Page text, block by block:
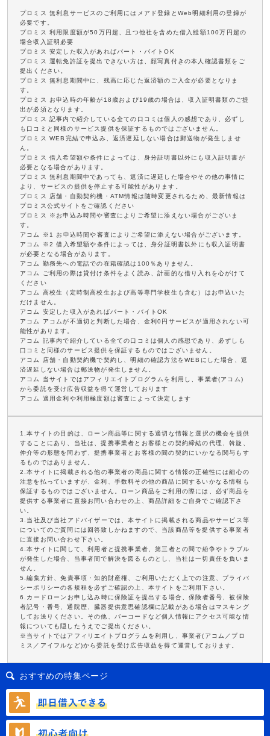
プロミス 無利息サービスのご利用にはメアド登録とWeb明細利用の登録が
必要です。
プロミス 利用限度額が50万円超、且つ他社を含めた借入総額100万円超の
場合収入証明必要
プロミス 安定した収入があればパート・バイトOK
プロミス 運転免許証を提出できない方は、顔写真付きの本人確認書類をご
提出ください。
プロミス 無利息期間中に、残高に応じた返済額のご入金が必要となりま
す。
プロミス お申込時の年齢が18歳および19歳の場合は、収入証明書類のご提
出が必須となります。
プロミス 記事内で紹介している全ての口コミは個人の感想であり、必ずし
も口コミと同様のサービス提供を保証するものではございません。
プロミス WEB完結で申込み、返済遅延しない場合は郵送物が発生しませ
ん。
プロミス 借入希望額や条件によっては、身分証明書以外にも収入証明書が
必要となる場合があります。
プロミス 無利息期間中であっても、返済に遅延した場合やその他の事情に
より、サービスの提供を停止する可能性があります。
プロミス 店舗・自動契約機・ATM情報は随時変更されるため、最新情報は
プロミス公式サイトをご確認ください
プロミス ※お申込み時間や審査によりご希望に添えない場合がございま
す。
アコム ※1 お申込時間や審査によりご希望に添えない場合がございます。
アコム ※2 借入希望額や条件によっては、身分証明書以外にも収入証明書
が必要となる場合があります。
アコム 勤務先への電話での在籍確認は100％ありません。
アコム ご利用の際は貸付け条件をよく読み、計画的な借り入れを心がけて
ください
アコム 高校生（定時制高校生および高等専門学校生も含む）はお申込いた
だけません。
アコム 安定した収入があればパート・バイトOK
アコム アコムが不適切と判断した場合、金利0円サービスが適用されない可
能性があります。
アコム 記事内で紹介している全ての口コミは個人の感想であり、必ずしも
口コミと同様のサービス提供を保証するものではございません。
アコム 店舗・自動契約機で契約し、明細の確認方法をWEBにした場合、返
済遅延しない場合は郵送物が発生しません。
アコム 当サイトではアフィリエイトプログラムを利用し、事業者(アコム)
から委託を受け広告収益を得て運営しております
アコム 適用金利や利用極度額は審査によって決定します
1.本サイトの目的は、ローン商品等に関する適切な情報と選択の機会を提供
することにあり、当社は、提携事業者とお客様との契約締結の代理、斡旋、
仲介等の形態を問わず、提携事業者とお客様の間の契約にいかなる関与もす
るものではありません。
2.本サイトに掲載される他の事業者の商品に関する情報の正確性には細心の
注意を払っていますが、金利、手数料その他の商品に関するいかなる情報も
保証するものではございません。ローン商品をご利用の際には、必ず商品を
提供する事業者に直接お問い合わせの上、商品詳細をご自身でご確認下さ
い。
3.当社及び当社アドバイザーでは、本サイトに掲載される商品やサービス等
についてのご質問には回答致しかねますので、当該商品等を提供する事業者
に直接お問い合わせ下さい。
4.本サイトに関して、利用者と提携事業者、第三者との間で紛争やトラブル
が発生した場合、当事者間で解決を図るものとし、当社は一切責任を負いま
せん。
5.編集方針、免責事項・知的財産権、ご利用いただく上での注意、プライバ
シーポリシーの各規程を必ずご確認の上、本サイトをご利用下さい。
6.カードローンお申し込み時に保険証を提出する場合、保険者番号、被保険
者記号・番号、通院歴、臓器提供意思確認欄に記載がある場合はマスキング
してお送りください。その他、バーコードなど個人情報にアクセス可能な情
報についても隠したうえでご提出ください。
※当サイトではアフィリエイトプログラムを利用し、事業者(アコム／プロ
ミス／アイフルなど)から委託を受け広告収益を得て運営しております。
おすすめの特集ページ